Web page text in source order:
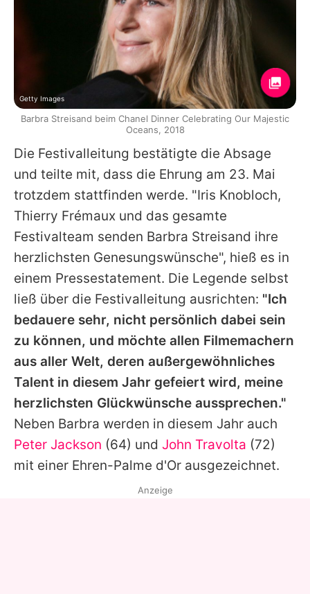
Die Festivalleitung bestätigte die Absage
und teilte mit, dass die Ehrung am 23. Mai
trotzdem stattfinden werde. "Iris Knobloch,
Thierry Frémaux und das gesamte
Festivalteam senden Barbra Streisand ihre
herzlichsten Genesungswünsche", hieß es in
einem Pressestatement. Die Legende selbst
ließ über die Festivalleitung ausrichten: "Ich
bedauere sehr, nicht persönlich dabei sein
zu können, und möchte allen Filmemachern
aus aller Welt, deren außergewöhnliches
Talent in diesem Jahr gefeiert wird, meine
herzlichsten Glückwünsche aussprechen."
Neben Barbra werden in diesem Jahr auch
Peter Jackson (64) und John Travolta (72)
mit einer Ehren-Palme d'Or ausgezeichnet.
Getty Images
Barbra Streisand beim Chanel Dinner Celebrating Our Majestic
Oceans, 2018
Anzeige